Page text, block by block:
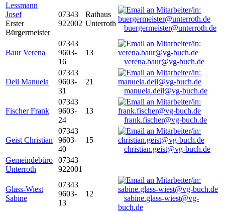
Lessmann
Josef
Erster
Bürgermeister
07343
922002
Rathaus
Unterroth
buergermeister@unterroth.de
Baur Verena
07343
9603-
16
13
verena.baur@vg-buch.de
Deil Manuela
07343
9603-
31
21
manuela.deil@vg-buch.de
Fischer Frank
07343
9603-
24
13
frank.fischer@vg-buch.de
Geist Christian
07343
9603-
40
15
christian.geist@vg-buch.de
Gemeindebüro
Unterroth
07343
922001
Glass-Wiest
Sabine
07343
9603-
13
12
sabine.glass-wiest@vg-
buch.de